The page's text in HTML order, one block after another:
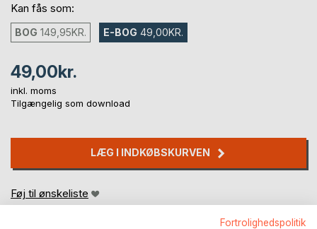
Kan fås som:
BOG 149,95KR. E-BOG 49,00KR.
49,00kr.
inkl. moms
Tilgængelig som download
LÆG I INDKØBSKURVEN
Føj til ønskeliste
Anmeld titel
Fortrolighedspolitik